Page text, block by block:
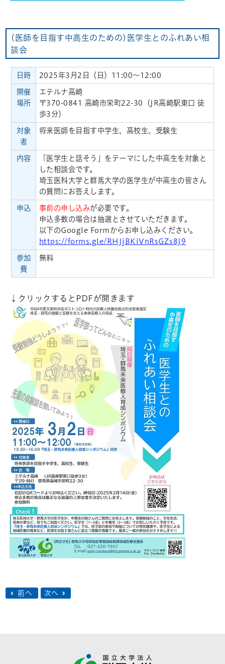
(医師を目指す中高生のための)医学生とのふれあい相
談会
日時 2025年3月2日（日）11:00～12:00
開催
場所
エテルナ高崎
〒370-0841 高崎市栄町22-30（JR高崎駅東口 徒
歩3分）
対象
者
将来医師を目指す中学生、高校生、受験生
内容
「医学生と話そう」をテーマにした中高生を対象と
した相談会です。
埼玉医科大学と群馬大学の医学生が中高生の皆さん
の質問にお答えします。
申込 事前の申し込みが必要です。
申込多数の場合は抽選とさせていただきます。
以下のGoogle Formからお申し込みください。
https://forms.gle/RHJjBKiVnRsGZs8J9
参加
費
無料
↓クリックするとPDFが開きます
前へ 次へ